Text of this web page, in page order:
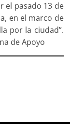
el pasado 13 de
en el marco de
por la ciudad”.
de Apoyo